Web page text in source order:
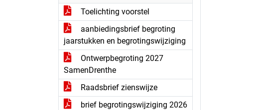
Toelichting voorstel
aanbiedingsbrief begroting
jaarstukken en begrotingswijziging
Ontwerpbegroting 2027
SamenDrenthe
Raadsbrief zienswijze
brief begrotingswijziging 2026